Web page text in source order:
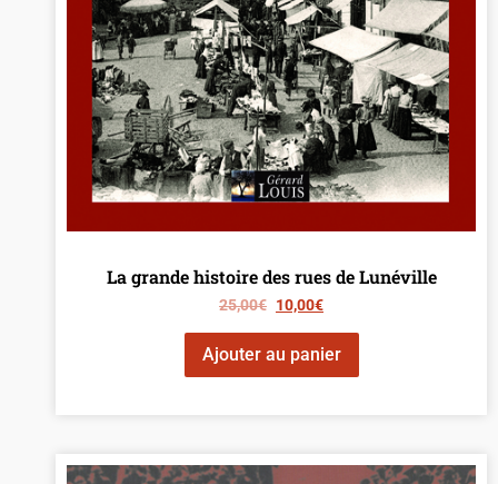
La grande histoire des rues de Lunéville
25,00€ 10,00€
Ajouter au panier